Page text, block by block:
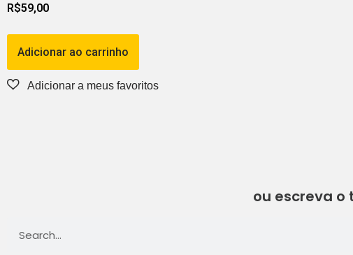
R$59,00
Adicionar ao carrinho
ou escreva